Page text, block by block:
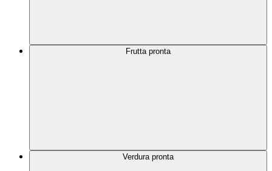
Frutta pronta
Verdura pronta